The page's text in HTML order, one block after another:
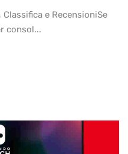
e RecensioniSe
consol...